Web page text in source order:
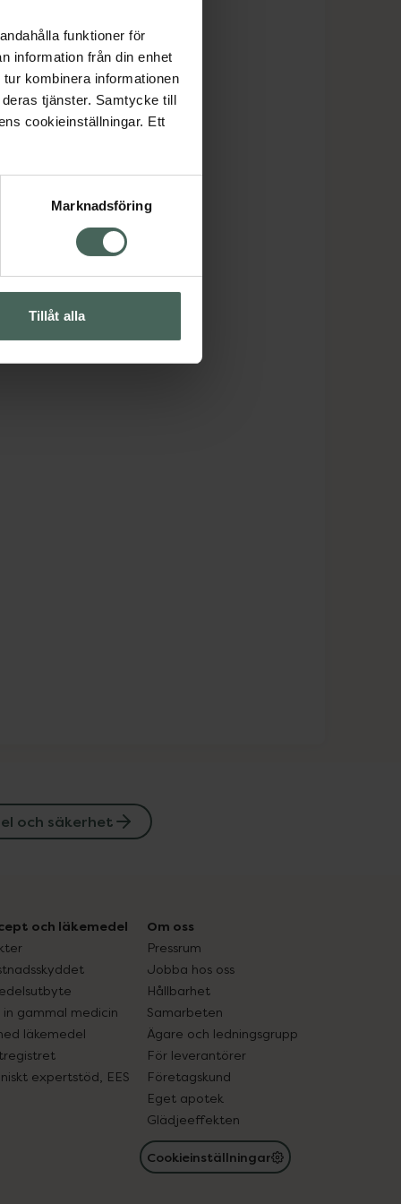
funktioner för
information från din enhet
kombinera informationen
tjänster. Samtycke till
cookieinställningar. Ett
Marknadsföring
Tillåt alla
och säkerhet
och läkemedel
in gammal medicin
läkemedel
expertstöd, EES
Om oss
Pressrum
Jobba hos oss
Hållbarhet
Samarbeten
Ägare och ledningsgrupp
För leverantörer
Företagskund
Eget apotek
Glädjeeffekten
Cookieinställningar